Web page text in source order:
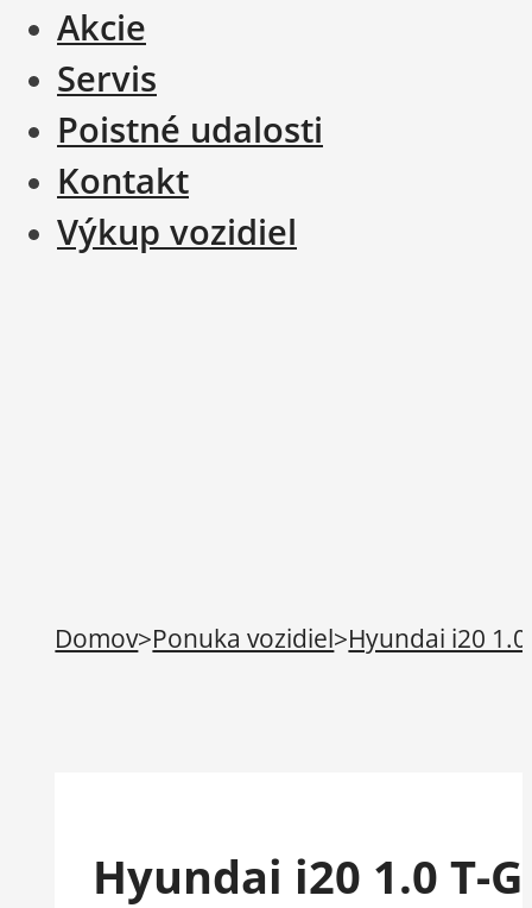
Akcie
Servis
Poistné udalosti
Kontakt
Výkup vozidiel
Domov>Ponuka vozidiel>Hyundai i20
Hyundai i20 1.0 T-